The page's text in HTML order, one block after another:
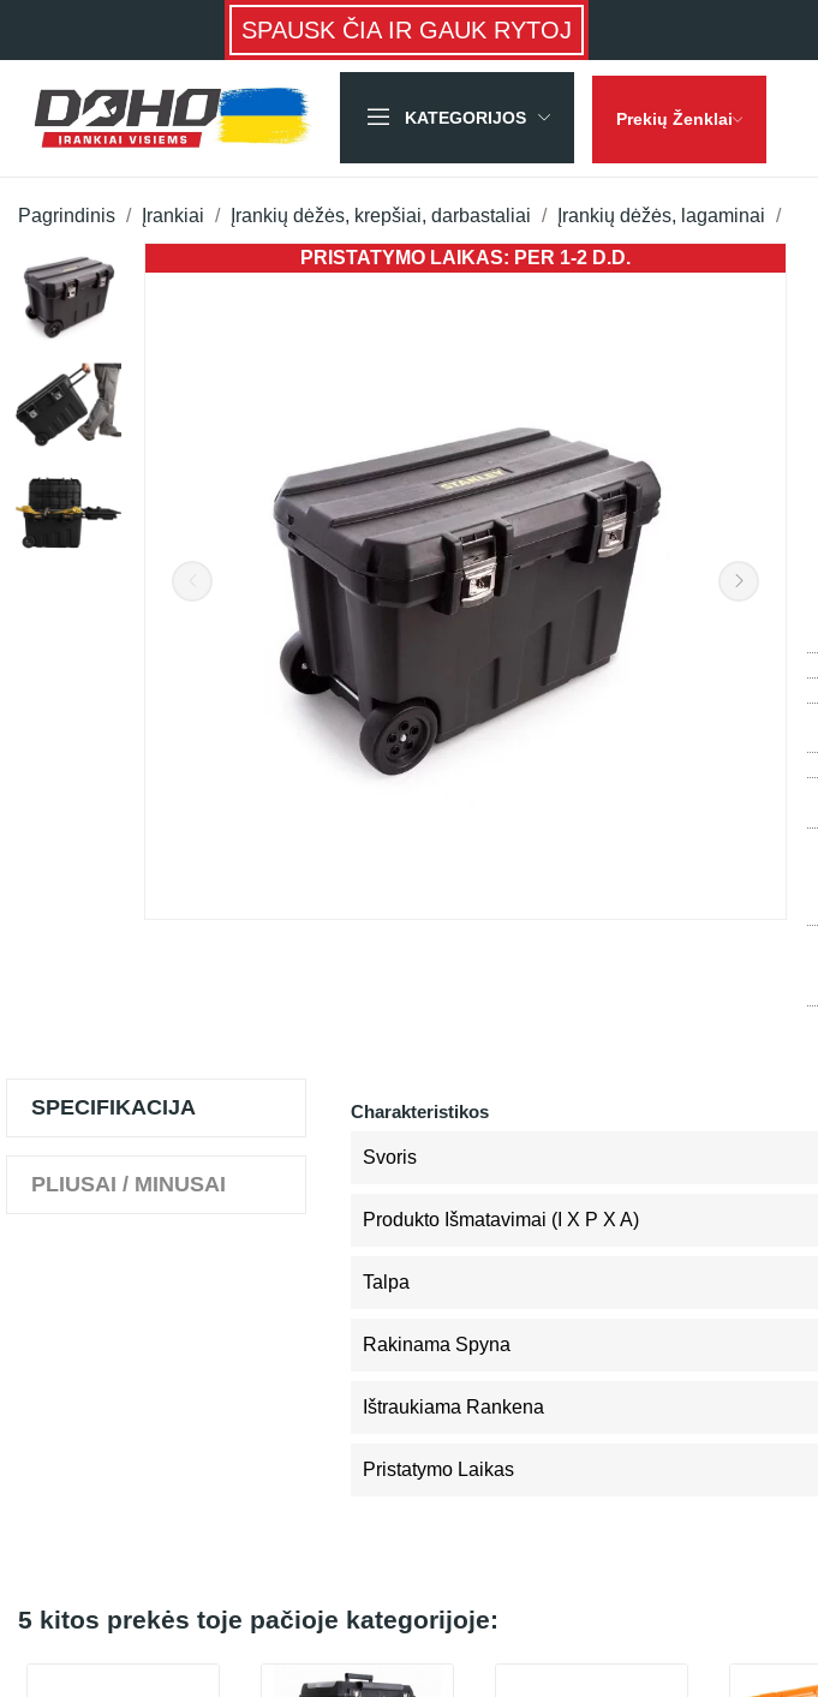
SPAUSK ČIA IR GAUK RYTOJ
KATEGORIJOS Prekių Ženklai
Pagrindinis Įrankiai Įrankių dėžės, krepšiai, darbastaliai Įrankių dėžės, lagaminai
PRISTATYMO LAIKAS: PER 1-2 D.D.
SPECIFIKACIJA
PLIUSAI / MINUSAI
Charakteristikos
Svoris
Produkto Išmatavimai (I X P X A)
Talpa
Rakinama Spyna
Ištraukiama Rankena
Pristatymo Laikas
5 kitos prekės toje pačioje kategorijoje: